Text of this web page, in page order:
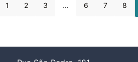
1 2 3 … 6 7 8